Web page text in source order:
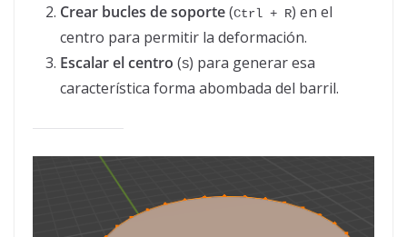
Crear bucles de soporte(Ctrl + R) en el
centro para permitir la deformación.
Escalar el centro (S) para generar esa
característica forma abombada del barril.